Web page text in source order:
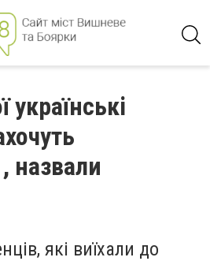
українські
назвали
які виїхали до